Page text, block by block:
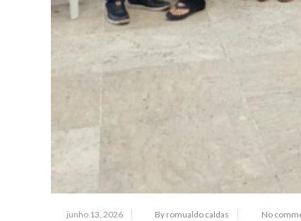
junho 13, 2026 By romualdo caldas No